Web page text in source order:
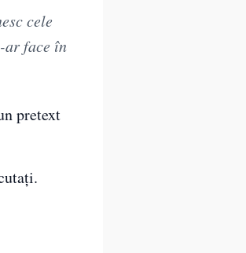
cele
ar face în
pretext